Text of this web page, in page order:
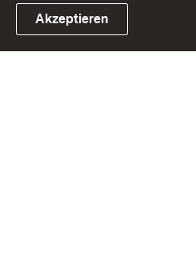
Link zum Landesportal
Akzeptieren